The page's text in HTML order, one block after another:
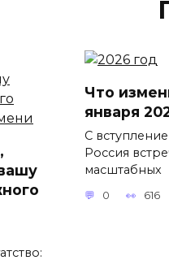
Что
января
С
Россия
масштабных
0 616